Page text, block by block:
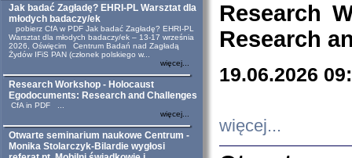
Jak badać Zagładę? EHRI-PL Warsztat dla
młodych badaczy/ek
pobierz CfA w PDF Jak badać Zagładę? EHRI-PL
Warsztat dla młodych badaczy/ek – 13-17 września
2026, Oświęcim Centrum Badań nad Zagładą
Żydów IFiS PAN (członek polskiego w...
więcej...
Research Workshop - Holocaust
Egodocuments: Research and Challenges
CfA in PDF ...
więcej...
Otwarte seminarium naukowe Centrum -
Monika Stolarczyk-Bilardie wygłosi
Research
Research
19.06.2026
więcej...